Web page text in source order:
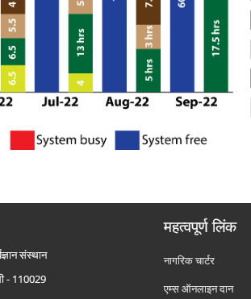
संस्थान
- 110029
महत्वपूर्ण लिंक
नागरिक चार्टर
एम्स ऑनलाइन दान